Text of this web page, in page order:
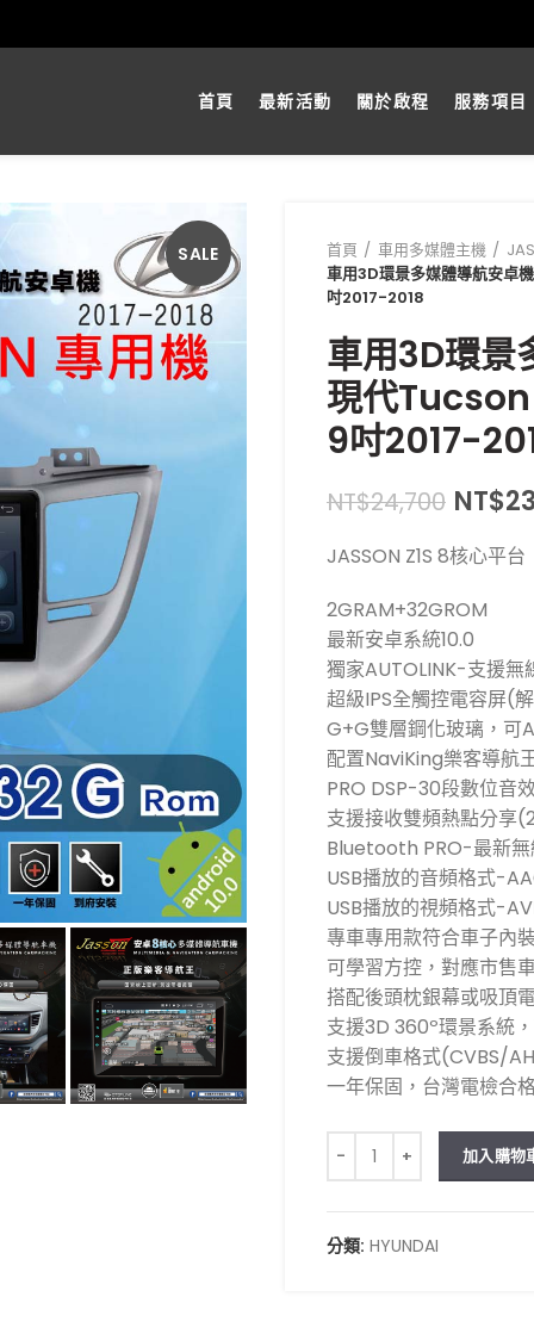
首頁 最新活動 關於啟程 服務項目
SALE 首頁 車用多媒體主機
車用3D環景多媒體導航安
吋2017-2018
車用3D環景
現代
9吋2017-
NT$24,700 NT$
JASSON Z1S 8核心平台
2GRAM+32GROM
最新安卓系統10.0
獨家AUTOLINK-支援
超級IPS全觸控電容屏(
G+G雙層鋼化玻璃，可
配置NaviKing樂客導航
PRO DSP-30段數位音
支援接收雙頻熱點分享
Bluetooth PRO-最新
USB播放的音頻格式-
USB播放的視頻格式-
專車專用款符合車子內
可學習方控，對應市售
搭配後頭枕銀幕或吸頂
支援3D 360º環景系統
支援倒車格式(CVBS/
一年保固，台灣電檢合
車用3D環景多媒體導航安
加入購物
分類: HYUNDAI